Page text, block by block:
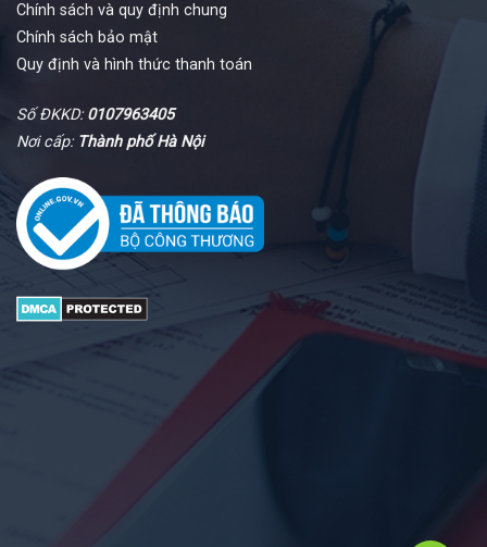
Chính sách và quy định chung
Chính sách bảo mật
Quy định và hình thức thanh toán
Số ĐKKD:0107963405
Nơi cấp: Thành phố Hà Nội